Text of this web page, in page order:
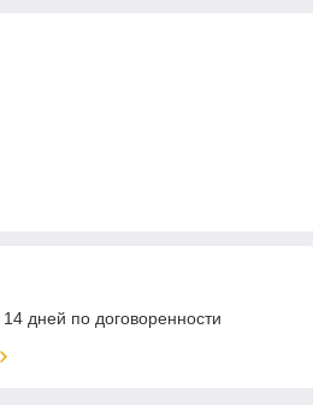
дней по договоренности